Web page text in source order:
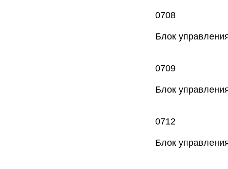
0708
Блок
0709
Блок
0712
Блок